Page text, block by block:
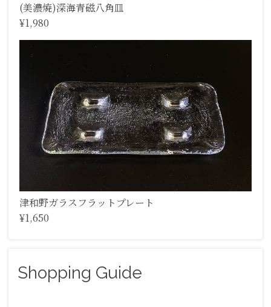
(美濃焼)深海青磁八角皿
¥1,980
津和野ガラスフラットプレート
¥1,650
Shopping Guide